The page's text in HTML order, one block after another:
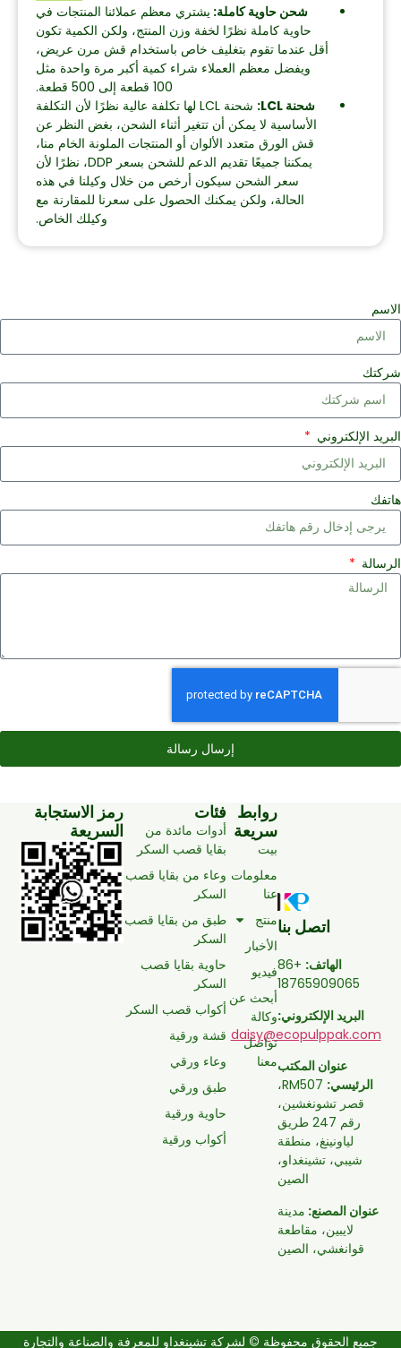
شحن حاوية كاملة:يشتري معظم عملائنا المنتجات في
حاوية كاملة نظرًا لخفة وزن المنتج، ولكن الكمية تكون
أقل عندما تقوم بتغليف خاص باستخدام قش مرن عريض،
ويفضل معظم العملاء شراء كمية أكبر مرة واحدة مثل
100 قطعة إلى 500 قطعة.
شحنة LCL:
شحنة LCL لها تكلفة عالية نظرًا لأن التكلفة
الأساسية لا يمكن أن تتغير أثناء الشحن، بغض النظر عن
قش الورق متعدد الألوان أو المنتجات الملونة الخام منا،
يمكننا جميعًا تقديم الدعم للشحن بسعر DDP، نظرًا لأن
سعر الشحن سيكون أرخص من خلال وكيلنا في هذه
الحالة، ولكن يمكنك الحصول على سعرنا للمقارنة مع
وكيلك الخاص.
الإلكتروني
إرسال رسالة
اتصل بنا
الهاتف:
+86
18765909065
البريد الإلكتروني:
daisy@ecopulppak.com
عنوان المكتب
الرئيسي:
RM507،
قصر تشونغشين،
رقم 247 طريق
لياونينغ، منطقة
شيبي، تشينغداو،
الصين
عنوان المصنع:مدينة
لايبين، مقاطعة
قوانغشي، الصين
روابط
سريعة
بيت
معلومات
عنا
منتج
الأخبار
فيديو
أبحث عن
وكالة
تواصل
معنا
فئات
أدوات مائدة من
بقايا قصب السكر
وعاء من بقايا قصب
السكر
طبق من بقايا قصب
السكر
حاوية بقايا قصب
السكر
أكواب قصب السكر
قشة ورقية
وعاء ورقي
طبق ورقي
حاوية ورقية
أكواب ورقية
رمز الاستجابة
السريعة
جميع الحقوق محفوظة © لشركة تشينغداو للمعرفة والصناعة والتجارة